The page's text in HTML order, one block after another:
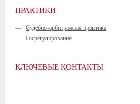
ПРАКТИКИ
— Судебно-арбитражная практика
— Госрегулирование
КЛЮЧЕВЫЕ КОНТАКТЫ